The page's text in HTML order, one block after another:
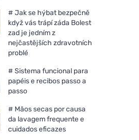
# Jak se hýbat bezpečně
když vás trápí záda Bolest
zad je jedním z
nejčastějších zdravotních
problé
# Sistema funcional para
papéis e recibos passo a
passo
# Mãos secas por causa
da lavagem frequente e
cuidados eficazes